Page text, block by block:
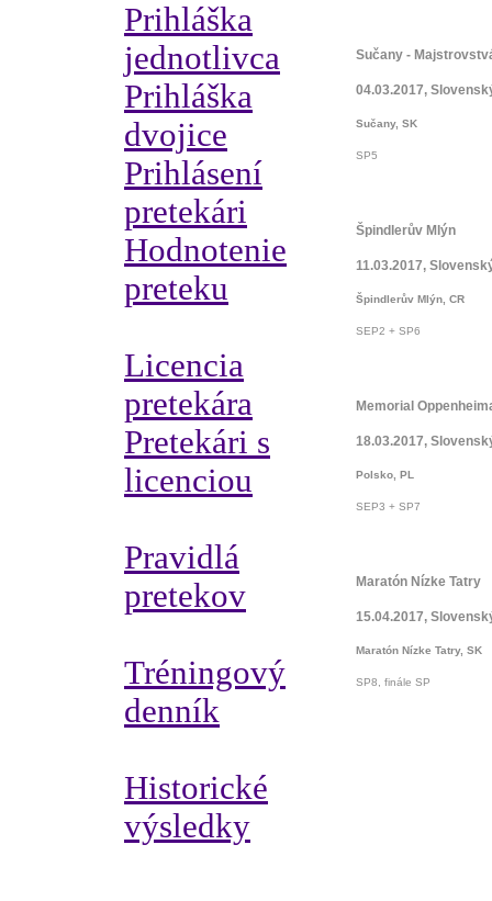
Prihláška
jednotlivca
Prihláška
dvojice
Prihlásení
pretekári
Hodnotenie
preteku
Licencia
pretekára
Pretekári s
licenciou
Pravidlá
pretekov
Tréningový
denník
Historické
výsledky
Sučany -
04.03.2017,
Sučany, SK
SP5
Špindlerův Mlýn
11.03.2017,
Špindlerův Mlýn, CR
SEP2 + SP6
Memorial
18.03.2017,
Polsko, PL
SEP3 + SP7
Maratón Nízke Tatry
15.04.2017,
Maratón Nízke Tatry, SK
SP8, finále SP